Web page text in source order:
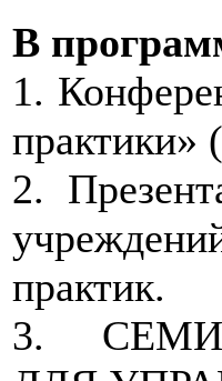
В
1.
практики»
2.
практик.
3.